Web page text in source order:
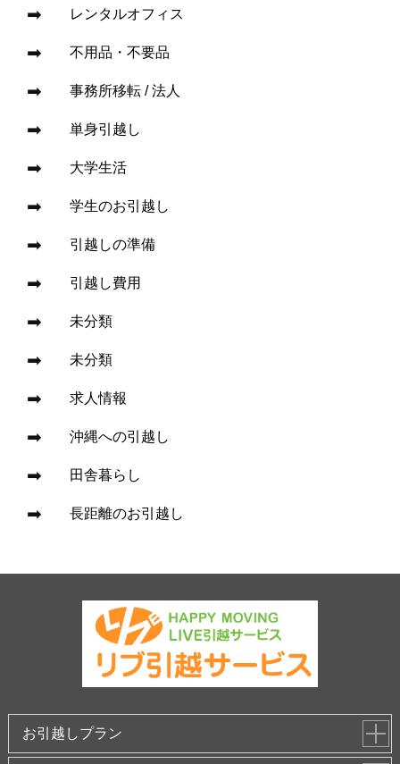
レンタルオフィス
不用品・不要品
事務所移転 / 法人
単身引越し
大学生活
学生のお引越し
引越しの準備
引越し費用
未分類
未分類
求人情報
沖縄への引越し
田舎暮らし
長距離のお引越し
お引越しプラン